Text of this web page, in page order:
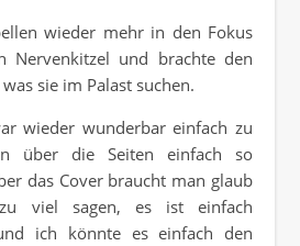
wieder mehr in den Fokus
Nervenkitzel und brachte den
sie im Palast suchen.
wieder wunderbar einfach zu
über die Seiten einfach so
das Cover braucht man glaub
viel sagen, es ist einfach
ich könnte es einfach den